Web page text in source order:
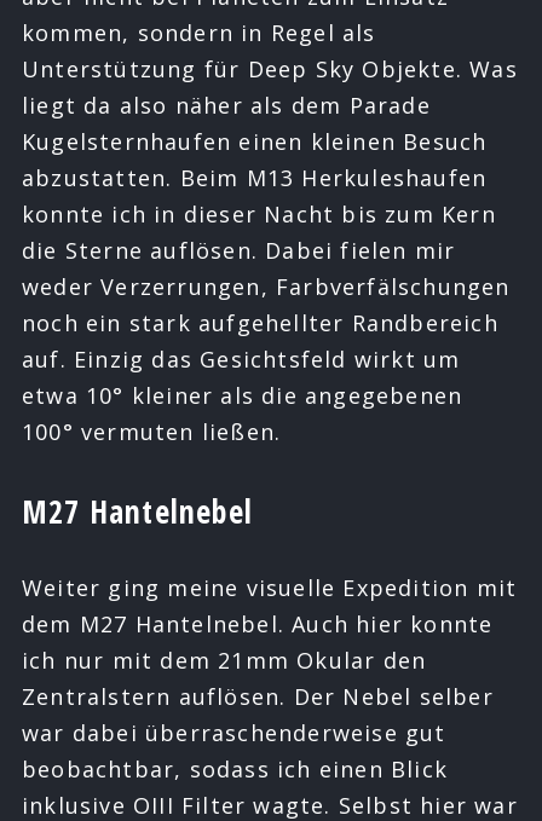
kommen, sondern in Regel als
Unterstützung für Deep Sky Objekte. Was
liegt da also näher als dem Parade
Kugelsternhaufen einen kleinen Besuch
abzustatten. Beim M13 Herkuleshaufen
konnte ich in dieser Nacht bis zum Kern
die Sterne auflösen. Dabei fielen mir
weder Verzerrungen, Farbverfälschungen
noch ein stark aufgehellter Randbereich
auf. Einzig das Gesichtsfeld wirkt um
etwa 10° kleiner als die angegebenen
100° vermuten ließen.
M27 Hantelnebel
Weiter ging meine visuelle Expedition mit
dem M27 Hantelnebel. Auch hier konnte
ich nur mit dem 21mm Okular den
Zentralstern auflösen. Der Nebel selber
war dabei überraschenderweise gut
beobachtbar, sodass ich einen Blick
inklusive OIII Filter wagte. Selbst hier war